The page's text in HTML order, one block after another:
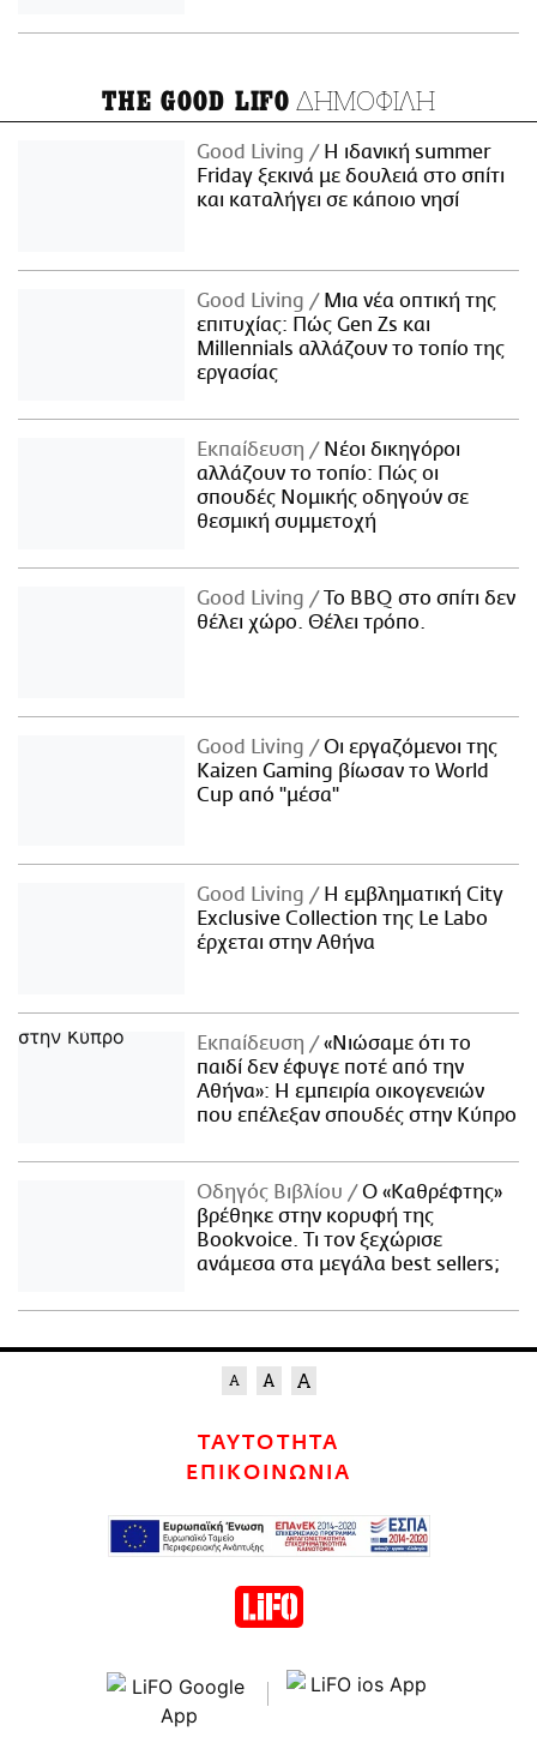
THE GOOD LIFO ΔΗΜΟΦΙΛΗ
Good Living
Η ιδανική summer
Friday ξεκινά με δουλειά στο σπίτι
και καταλήγει σε κάποιο νησί
Good Living
Μια νέα οπτική της
επιτυχίας: Πώς Gen Zs και
Millennials αλλάζουν το τοπίο της
εργασίας
Εκπαίδευση
Νέοι δικηγόροι
αλλάζουν το τοπίο: Πώς οι
σπουδές Νομικής οδηγούν σε
θεσμική συμμετοχή
Good Living
Το BBQ στο σπίτι δεν
θέλει χώρο. Θέλει τρόπο.
Good Living
Οι εργαζόμενοι της
Kaizen Gaming βίωσαν το World
Cup από "μέσα"
Good Living
Η εμβληματική City
Exclusive Collection της Le Labo
έρχεται στην Αθήνα
Εκπαίδευση
«Νιώσαμε ότι το
παιδί δεν έφυγε ποτέ από την
Αθήνα»: Η εμπειρία οικογενειών
που επέλεξαν σπουδές στην Κύπρο
Οδηγός Βιβλίου
Ο «Καθρέφτης»
βρέθηκε στην κορυφή της
Bookvoice. Τι τον ξεχώρισε
ανάμεσα στα μεγάλα best sellers;
ΤΑΥΤΟΤΗΤΑ
ΕΠΙΚΟΙΝΩΝΙΑ